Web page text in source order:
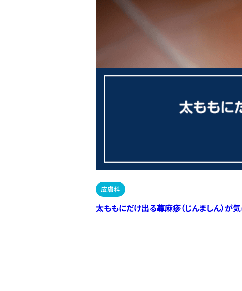
皮膚科
太ももにだけ出る蕁麻疹（じんましん）が